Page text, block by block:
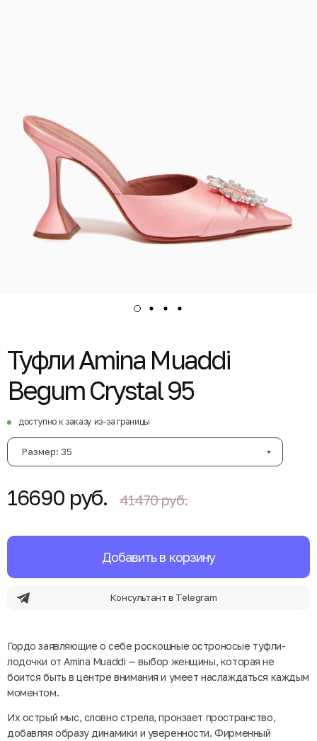
Туфли Amina Muaddi
Begum Crystal 95
доступно к заказу из-за границы
Размер: 35
16690 руб. 41470 руб.
Добавить в корзину
Консультант в Telegram
Гордо заявляющие о себе роскошные остроносые туфли-
лодочки от Amina Muaddi — выбор женщины, которая не
боится быть в центре внимания и умеет наслаждаться каждым
моментом.
Их острый мыс, словно стрела, пронзает пространство,
добавляя образу динамики и уверенности. Фирменный